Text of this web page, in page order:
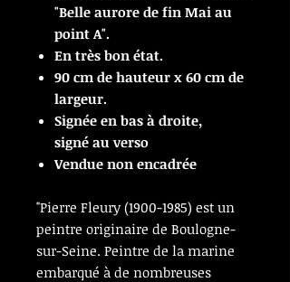
"Belle aurore de fin Mai au
point A".
En très bon état.
90 cm de hauteur x 60 cm de
largeur.
Signée en bas à droite,
signé au verso
Vendue non encadrée
"Pierre Fleury (1900-1985) est un
peintre originaire de Boulogne-
sur-Seine. Peintre de la marine
embarqué à de nombreuses